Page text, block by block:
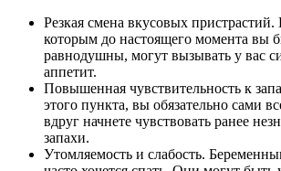
Резкая смена вкусовых
которым до настоящего момента вы
равнодушны, могут вызывать у вас
аппетит.
Повышенная чувствительность к
этого пункта, вы обязательно сами
вдруг начнете чувствовать ранее
запахи.
Утомляемость и слабость.